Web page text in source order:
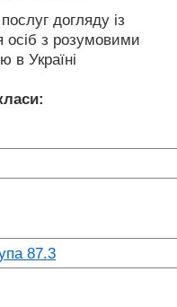
догляду із
осіб з розумовими
в Україні
87.3